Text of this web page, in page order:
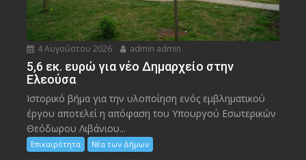
4 Αυγούστου 2026 admin admin
5,6 εκ. ευρώ για νέο Δημαρχείο στην
Ελεούσα
Ιστορικό βήμα για την υλοποίηση ενός εμβληματικού
έργου αποτελεί η απόφαση του Υπουργού Εσωτερικών
Θεόδωρου Λιβάνιου...
Επικαιρότητα Νέα των Δήμων